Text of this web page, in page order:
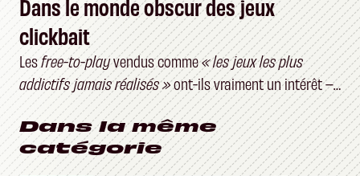
Dans le monde obscur des jeux
clickbait
Lesfree-to-playvendus comme« les jeux les plus
addictifs jamais réalisés »ont-ils vraiment un intérêt –
et un public ?
Dans la même
catégorie